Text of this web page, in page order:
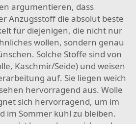
argumentieren, dass
Anzugsstoff die absolut beste
für diejenigen, die nicht nur
wollen, sondern genau
Solche Stoffe sind von
Kaschmir/Seide) und weisen
auf. Sie liegen weich
hervorragend aus. Wolle
sich hervorragend, um im
im Sommer kühl zu bleiben.